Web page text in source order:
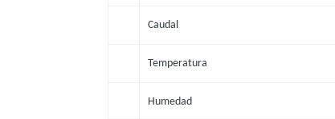
Caudal
Temperatura
Humedad